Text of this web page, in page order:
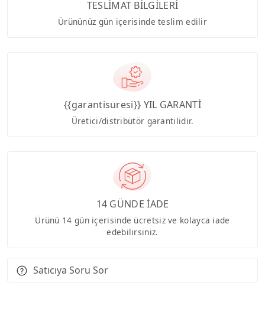
TESLİMAT BİLGİLERİ
Ürününüz gün içerisinde teslim edilir
{{garantisuresi}} YIL GARANTİ
Üretici/distribütör garantilidir.
14 GÜNDE İADE
Ürünü 14 gün içerisinde ücretsiz ve kolayca iade
edebilirsiniz.
Satıcıya Soru Sor